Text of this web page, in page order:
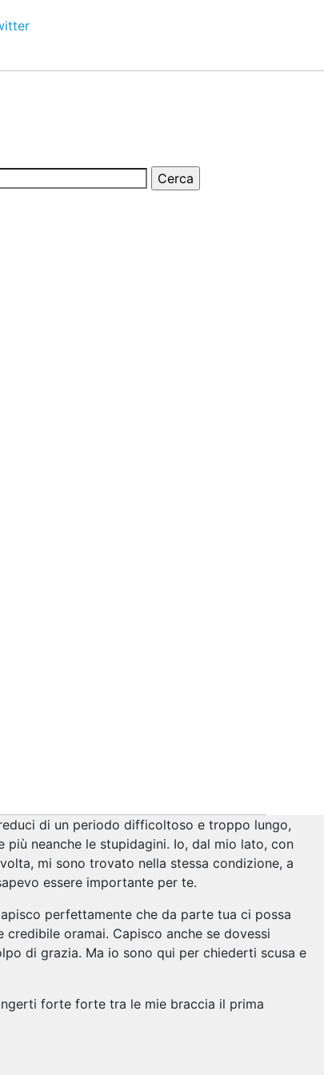
di un periodo difficoltoso e troppo lungo,
neanche le stupidagini. Io, dal mio lato, con
mi sono trovato nella stessa condizione, a
essere importante per te.
perfettamente che da parte tua ci possa
oramai. Capisco anche se dovessi
di grazia. Ma io sono qui per chiederti scusa e
forte forte tra le mie braccia il prima